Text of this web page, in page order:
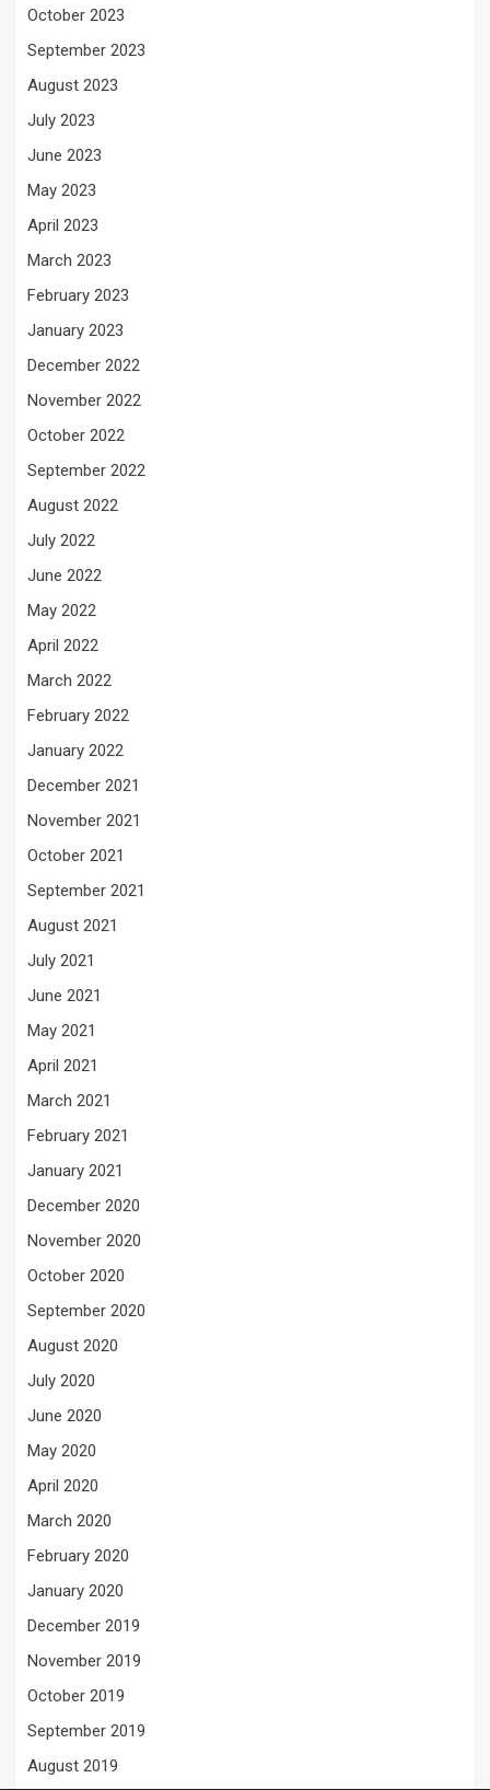
October 2023
September 2023
August 2023
July 2023
June 2023
May 2023
April 2023
March 2023
February 2023
January 2023
December 2022
November 2022
October 2022
September 2022
August 2022
July 2022
June 2022
May 2022
April 2022
March 2022
February 2022
January 2022
December 2021
November 2021
October 2021
September 2021
August 2021
July 2021
June 2021
May 2021
April 2021
March 2021
February 2021
January 2021
December 2020
November 2020
October 2020
September 2020
August 2020
July 2020
June 2020
May 2020
April 2020
March 2020
February 2020
January 2020
December 2019
November 2019
October 2019
September 2019
August 2019